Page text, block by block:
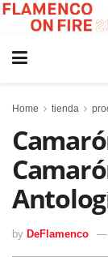
Home tienda
by DeFlamenco